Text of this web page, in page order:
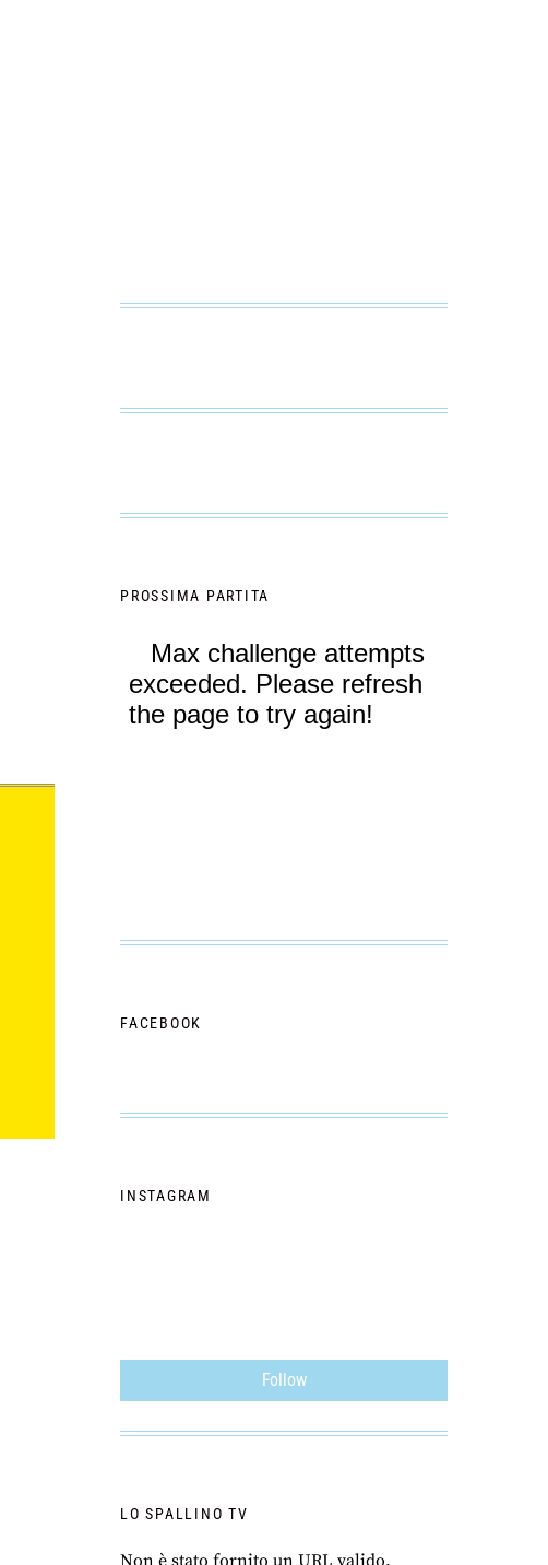
PROSSIMA PARTITA
FACEBOOK
INSTAGRAM
Follow
LO SPALLINO TV